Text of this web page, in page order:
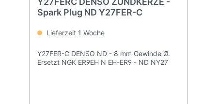
Spark Plug ND Y27FER-C
Lieferzeit 1 Woche
Y27FER-C DENSO ND - 8 mm Gewinde Ø.
Ersetzt NGK ER9EH N EH-ER9 - ND NY27